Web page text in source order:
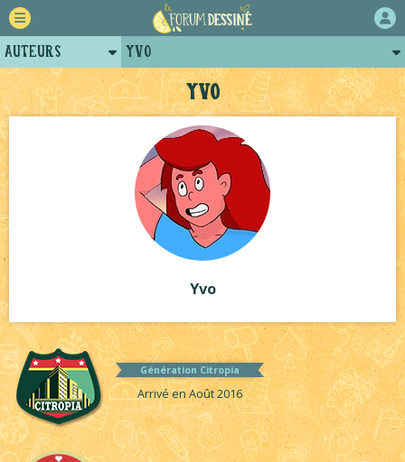
Yvo
Yvo
Génération Citropia
Arrivé en Août 2016
Auteurs
Retour
Forum
Projets
Tutoriels
Yvo
Posts de yvo